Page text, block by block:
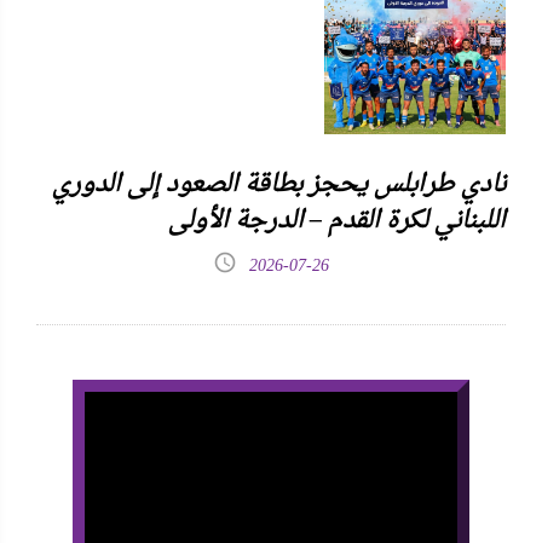
نادي طرابلس يحجز بطاقة الصعود إلى الدوري
اللبناني لكرة القدم – الدرجة الأولى
2026-07-26